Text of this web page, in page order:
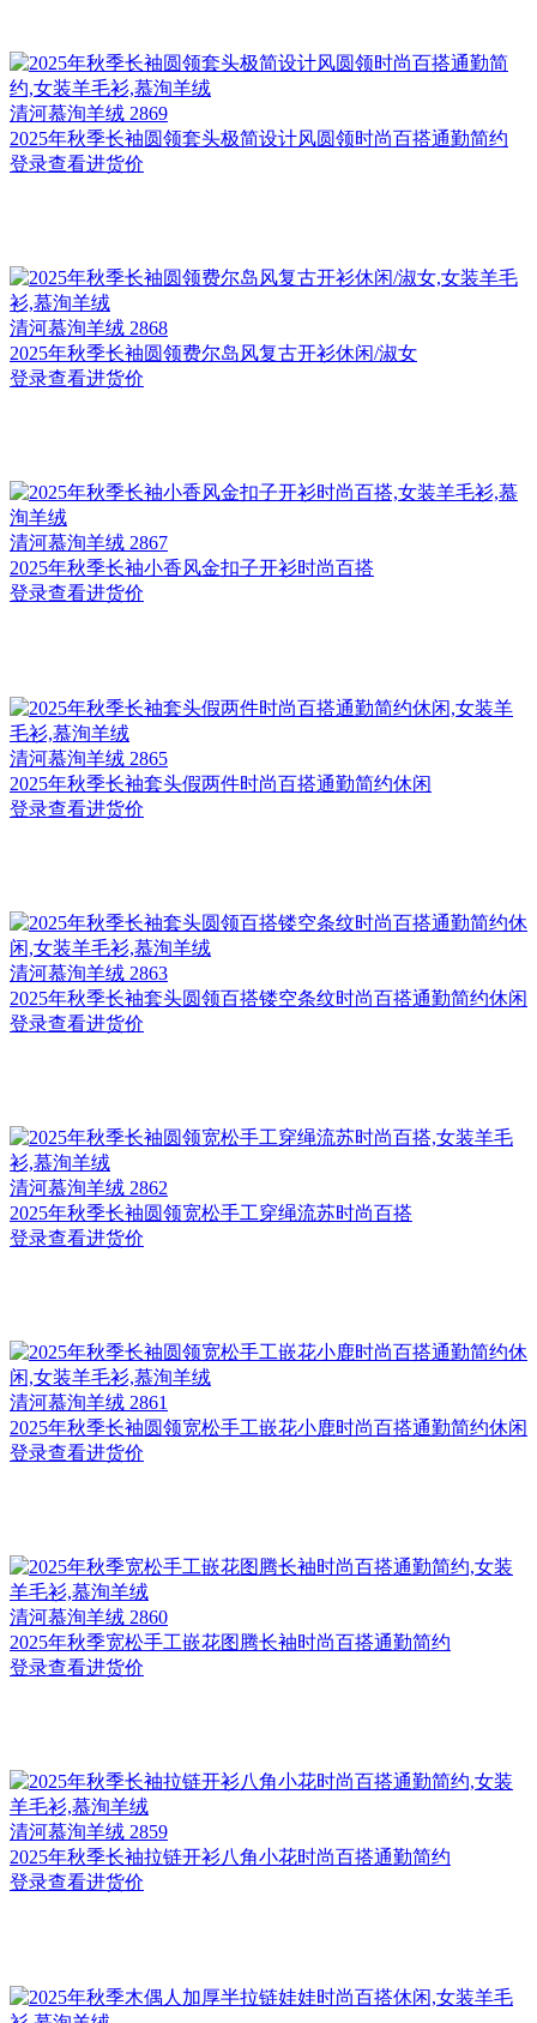
清河慕洵羊绒 2869
2025年秋季长袖圆领套头极简设计风圆领时尚百搭通勤简约
登录查看进货价
清河慕洵羊绒 2868
2025年秋季长袖圆领费尔岛风复古开衫休闲/淑女
登录查看进货价
清河慕洵羊绒 2867
2025年秋季长袖小香风金扣子开衫时尚百搭
登录查看进货价
清河慕洵羊绒 2865
2025年秋季长袖套头假两件时尚百搭通勤简约休闲
登录查看进货价
清河慕洵羊绒 2863
2025年秋季长袖套头圆领百搭镂空条纹时尚百搭通勤简约休闲
登录查看进货价
清河慕洵羊绒 2862
2025年秋季长袖圆领宽松手工穿绳流苏时尚百搭
登录查看进货价
清河慕洵羊绒 2861
2025年秋季长袖圆领宽松手工嵌花小鹿时尚百搭通勤简约休闲
登录查看进货价
清河慕洵羊绒 2860
2025年秋季宽松手工嵌花图腾长袖时尚百搭通勤简约
登录查看进货价
清河慕洵羊绒 2859
2025年秋季长袖拉链开衫八角小花时尚百搭通勤简约
登录查看进货价